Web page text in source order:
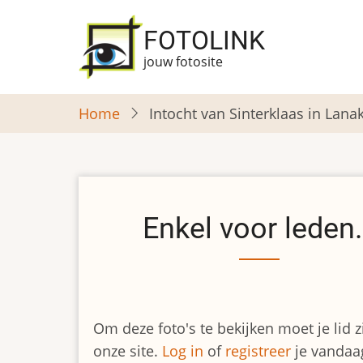
FOTOLINK
jouw fotosite
Home Intocht van Sinterklaas in
Enkel voor
Om deze foto's te bekijken moet je lid
onze site. Log in of registreer je